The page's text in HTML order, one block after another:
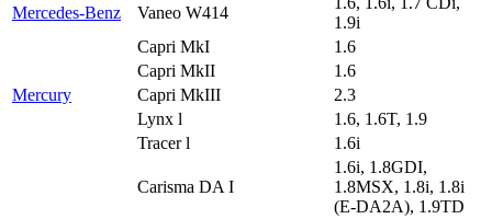
Mercedes-Benz
Vaneo W414
1.9i
Mercury
Capri MkI
1.6
Capri MkII
1.6
Capri MkIII
2.3
Lynx l
1.6, 1.6T, 1.9
Tracer l
1.6i
Carisma DA I
1.6i, 1.8GDI,
1.8MSX, 1.8i, 1.8i
(E-DA2A), 1.9TD